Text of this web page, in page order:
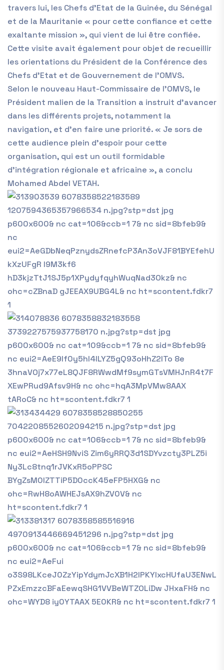
travers lui, les Chefs d’Etat de la Guinée, du Sénégal
et de la Mauritanie « pour cette confiance et cette
exaltante mission », qui vient de lui être confiée.
Cette visite avait également pour objet de recueillir
les orientations du Président de la Conférence des
Chefs d’Etat et de Gouvernement de l’OMVS.
Selon le nouveau Haut-Commissaire de l’OMVS, le
Président malien de la Transition a instruit d’avancer
dans les différents projets, notamment la
navigation, et d’en faire une priorité. « Je sors de
cette audience plein d’espoir pour cette
organisation, qui est un outil formidable
d’intégration régionale et africaine », a conclu
Mohamed Abdel VETAH.